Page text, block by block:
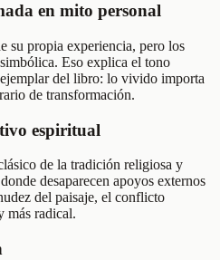
en mito personal
su propia experiencia, pero los
Eso explica el tono
del libro: lo vivido importa
de transformación.
espiritual
de la tradición religiosa y
desaparecen apoyos externos
del paisaje, el conflicto
más radical.